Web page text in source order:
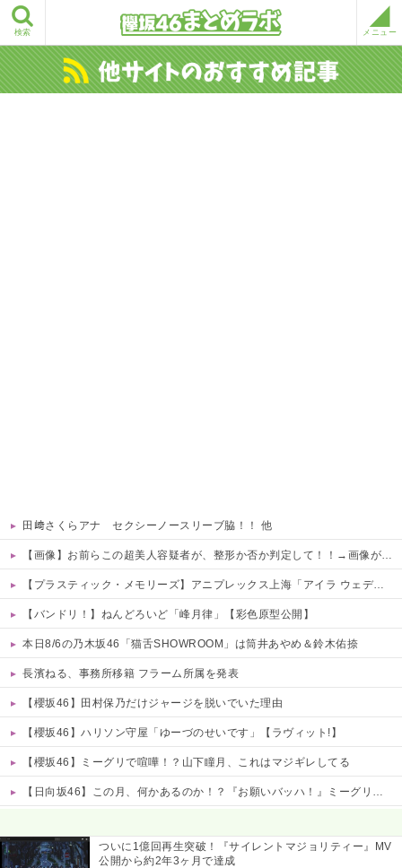
検索 メニュー
田﨑さくらアナ セクシーノースリーブ脇！！ 他
【画像】お前らこの超美人容疑者が、整形か否か判定して！！→画像がこちらw w w w w w w w w w
【プラスティック・メモリーズ】アニプレックス上海「アイラ ウェディングドレスVer.」フィギュア【予約開始】
【バンドリ！】ねんどろいど「峰月律」【彩色原型公開】
本日8/6の乃木坂46「猫舌SHOWROOM」は筒井あやめ＆鈴木佑捺
長濱ねる、事務所移籍 フラーム所属を発表
【櫻坂46】田村保乃だけジャージを脱いでいた理由
【櫻坂46】ハリソン守屋「ゆーづのせいです」【ラヴィット!】
【櫻坂46】ミーグリで喧嘩！？山下瞳月、これはマジギレしてる
【日向坂46】この月、何かあるのか！？『お願いバッハ！』ミーグリ日程がこちら
ついに1億回再生突破！『サイレントマジョリティー』MV
公開から約2年3ヶ月で達成